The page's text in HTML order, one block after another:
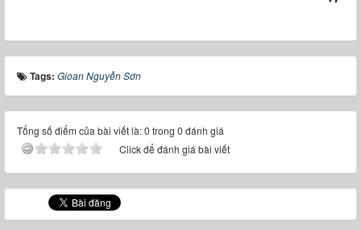
Tags: Gioan Nguyễn Sơn
Tổng số điểm của bài viết là: 0 trong 0 đánh giá
Click để đánh giá bài viết